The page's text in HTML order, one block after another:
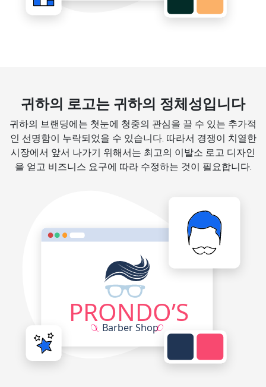
귀하의 로고는 귀하의 정체성입니다
귀하의 브랜딩에는 첫눈에 청중의 관심을 끌 수 있는 추가적
인 선명함이 누락되었을 수 있습니다. 따라서 경쟁이 치열한
시장에서 앞서 나가기 위해서는 최고의 이발소 로고 디자인
을 얻고 비즈니스 요구에 따라 수정하는 것이 필요합니다.